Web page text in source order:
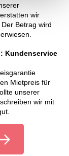
wir
Betrag wird
Kundenservice
Mietpreis für
unserer
wir mit